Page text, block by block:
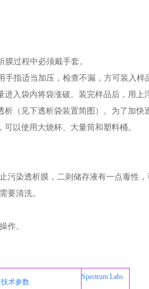
过程中必须戴手套。
指适当加压，检查不漏，方可装入样
入袋内将袋涨破。装完样品后，用上
（见下透析袋装置简图）。为了加快
以使用大烧杯、大量筒和塑料桶。
染透析膜，二则储存液有一点毒性，
要清洗。
作。
术参数
Spectrum Labs